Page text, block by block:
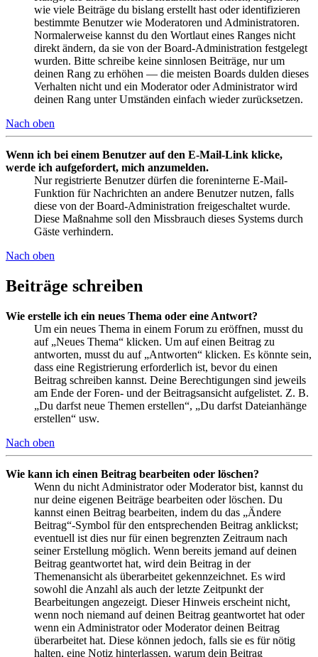
wie viele Beiträge du bislang erstellt hast oder identifizieren
bestimmte Benutzer wie Moderatoren und Administratoren.
Normalerweise kannst du den Wortlaut eines Ranges nicht
direkt ändern, da sie von der Board-Administration festgelegt
wurden. Bitte schreibe keine sinnlosen Beiträge, nur um
deinen Rang zu erhöhen — die meisten Boards dulden dieses
Verhalten nicht und ein Moderator oder Administrator wird
deinen Rang unter Umständen einfach wieder zurücksetzen.
Nach oben
Wenn ich bei einem Benutzer auf den E-Mail-Link klicke,
werde ich aufgefordert, mich anzumelden.
Nur registrierte Benutzer dürfen die foreninterne E-Mail-
Funktion für Nachrichten an andere Benutzer nutzen, falls
diese von der Board-Administration freigeschaltet wurde.
Diese Maßnahme soll den Missbrauch dieses Systems durch
Gäste verhindern.
Nach oben
Beiträge schreiben
Wie erstelle ich ein neues Thema oder eine Antwort?
Um ein neues Thema in einem Forum zu eröffnen, musst du
auf „Neues Thema“ klicken. Um auf einen Beitrag zu
antworten, musst du auf „Antworten“ klicken. Es könnte sein,
dass eine Registrierung erforderlich ist, bevor du einen
Beitrag schreiben kannst. Deine Berechtigungen sind jeweils
am Ende der Foren- und der Beitragsansicht aufgelistet. Z. B.
„Du darfst neue Themen erstellen“, „Du darfst Dateianhänge
erstellen“ usw.
Nach oben
Wie kann ich einen Beitrag bearbeiten oder löschen?
Wenn du nicht Administrator oder Moderator bist, kannst du
nur deine eigenen Beiträge bearbeiten oder löschen. Du
kannst einen Beitrag bearbeiten, indem du das „Ändere
Beitrag“-Symbol für den entsprechenden Beitrag anklickst;
eventuell ist dies nur für einen begrenzten Zeitraum nach
seiner Erstellung möglich. Wenn bereits jemand auf deinen
Beitrag geantwortet hat, wird dein Beitrag in der
Themenansicht als überarbeitet gekennzeichnet. Es wird
sowohl die Anzahl als auch der letzte Zeitpunkt der
Bearbeitungen angezeigt. Dieser Hinweis erscheint nicht,
wenn noch niemand auf deinen Beitrag geantwortet hat oder
wenn ein Administrator oder Moderator deinen Beitrag
überarbeitet hat. Diese können jedoch, falls sie es für nötig
halten, eine Notiz hinterlassen, warum dein Beitrag